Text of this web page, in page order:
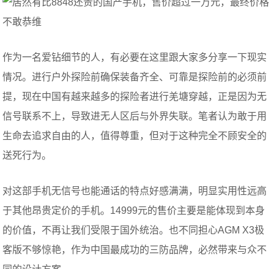
作为一名爱钻细节的人，有必要在这里跟大家多分享一下现实
情况。进行户外探险前确保装备齐全、可靠是探险前的必须前
提，现在中国有越来越多的探险者进行羌塘穿越，正是因为无
信号联系不上，导致进无人区后与外界失联。笔者认为敢于用
生命去追求自由的人，值得尊重，但对于这种完全不顾安全的
送死行为。
对这部手机无信号也能通话的特点好感满满，明显实用性远高
于其他昂贵定价的手机。14999元的售价主要是能体现到本身
的价值，不再让我们受限于国外统治。也不同担心AGM X3极
客版不够惊艳，作为中国最成功的三防品牌，必然带来与众不